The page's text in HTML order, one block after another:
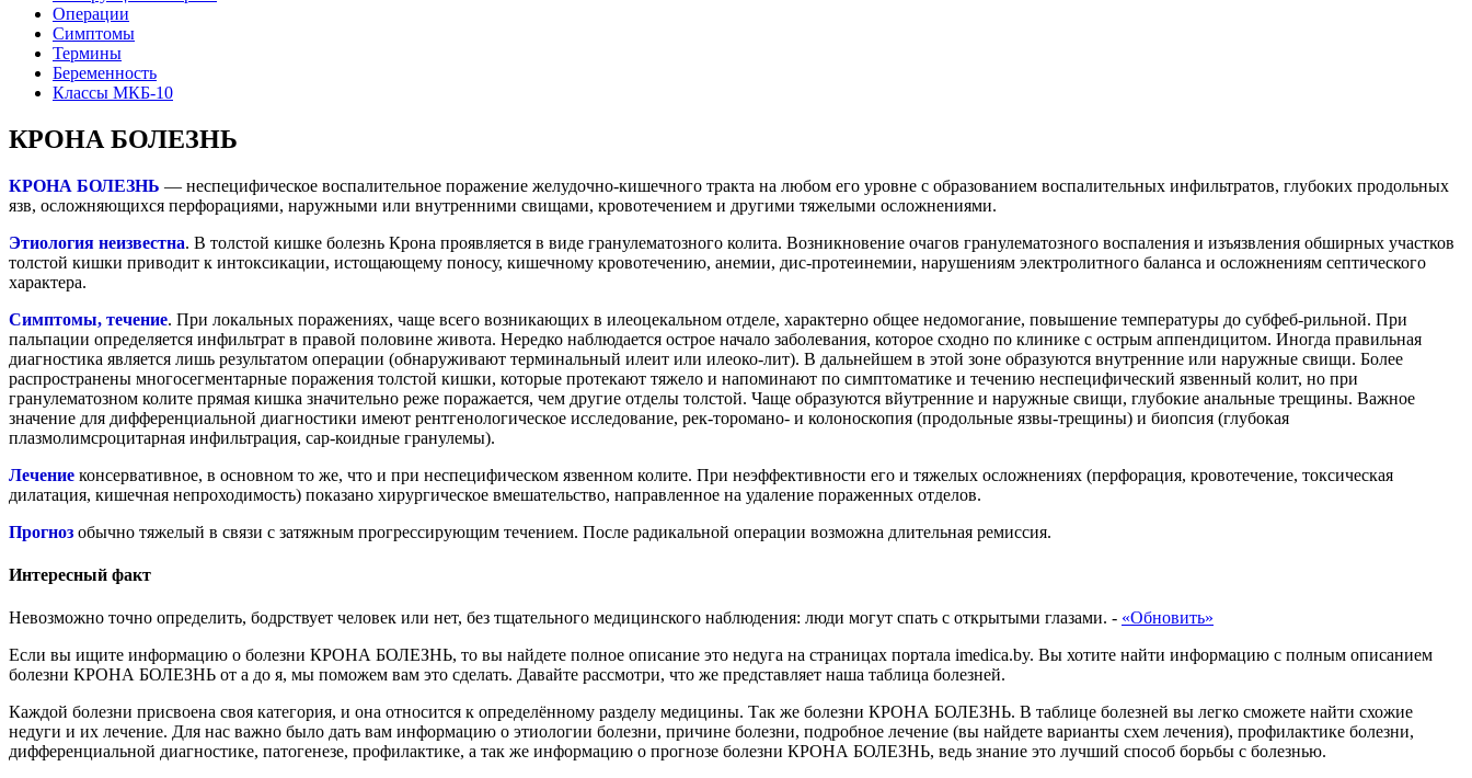
Операции
Симптомы
Термины
Беременность
Классы МКБ-10
КРОНА БОЛЕЗНЬ
КРОНА БОЛЕЗНЬ — неспецифическое воспалительное поражение желудочно-кишечного тракта на любом его уровне с образованием воспалительных инфильтратов, глубоких продольных
язв, осложняющихся перфорациями, наружными или внутренними свищами, кровотечением и другими тяжелыми осложнениями.
Этиология неизвестна. В толстой кишке болезнь Крона проявляется в виде гранулематозного колита. Возникновение очагов гранулематозного воспаления и изъязвления обширных участков
толстой кишки приводит к интоксикации, истощающему поносу, кишечному кровотечению, анемии, дис-протеинемии, нарушениям электролитного баланса и осложнениям септического
характера.
Симптомы, течение. При локальных поражениях, чаще всего возникающих в илеоцекальном отделе, характерно общее недомогание, повышение температуры до субфеб-рильной. При
пальпации определяется инфильтрат в правой половине живота. Нередко наблюдается острое начало заболевания, которое сходно по клинике с острым аппендицитом. Иногда правильная
диагностика является лишь результатом операции (обнаруживают терминальный илеит или илеоко-лит). В дальнейшем в этой зоне образуются внутренние или наружные свищи. Более
распространены многосегментарные поражения толстой кишки, которые протекают тяжело и напоминают по симптоматике и течению неспецифический язвенный колит, но при
гранулематозном колите прямая кишка значительно реже поражается, чем другие отделы толстой. Чаще образуются вйутренние и наружные свищи, глубокие анальные трещины. Важное
значение для дифференциальной диагностики имеют рентгенологическое исследование, рек-торомано- и колоноскопия (продольные язвы-трещины) и биопсия (глубокая
плазмолимсроцитарная инфильтрация, сар-коидные гранулемы).
Лечение консервативное, в основном то же, что и при неспецифическом язвенном колите. При неэффективности его и тяжелых осложнениях (перфорация, кровотечение, токсическая
дилатация, кишечная непроходимость) показано хирургическое вмешательство, направленное на удаление пораженных отделов.
Прогноз обычно тяжелый в связи с затяжным прогрессирующим течением. После радикальной операции возможна длительная ремиссия.
Интересный факт
Невозможно точно определить, бодрствует человек или нет, без тщательного медицинского наблюдения: люди могут спать с открытыми глазами. - «Обновить»
Если вы ищите информацию о болезни КРОНА БОЛЕЗНЬ, то вы найдете полное описание это недуга на страницах портала imedica.by. Вы хотите найти информацию с полным описанием
болезни КРОНА БОЛЕЗНЬ от а до я, мы поможем вам это сделать. Давайте рассмотри, что же представляет наша таблица болезней.
Каждой болезни присвоена своя категория, и она относится к определённому разделу медицины. Так же болезни КРОНА БОЛЕЗНЬ. В таблице болезней вы легко сможете найти схожие
недуги и их лечение. Для нас важно было дать вам информацию о этиологии болезни, причине болезни, подробное лечение (вы найдете варианты схем лечения), профилактике болезни,
дифференциальной диагностике, патогенезе, профилактике, а так же информацию о прогнозе болезни КРОНА БОЛЕЗНЬ, ведь знание это лучший способ борьбы с болезнью.